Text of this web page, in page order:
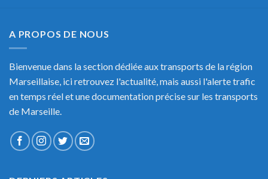
A PROPOS DE NOUS
Bienvenue dans la section dédiée aux transports de la région
Marseillaise, ici retrouvez l'actualité, mais aussi l'alerte trafic
en temps réel et une documentation précise sur les transports
de Marseille.